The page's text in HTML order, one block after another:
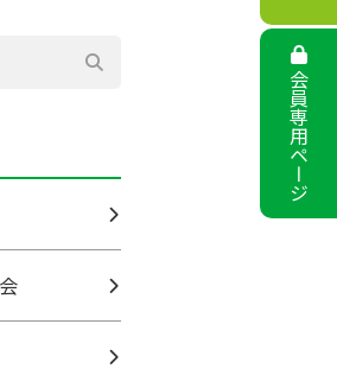
会員専用ページ